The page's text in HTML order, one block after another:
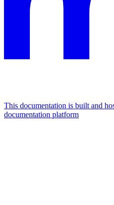
This documentation is built and
documentation platform